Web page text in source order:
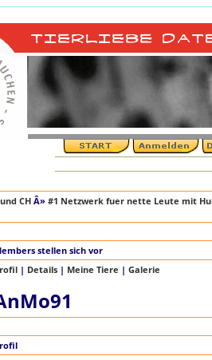
CH Â» #1 Netzwerk fuer nette Leute mit
stellen sich vor
| Details | Meine Tiere | Galerie